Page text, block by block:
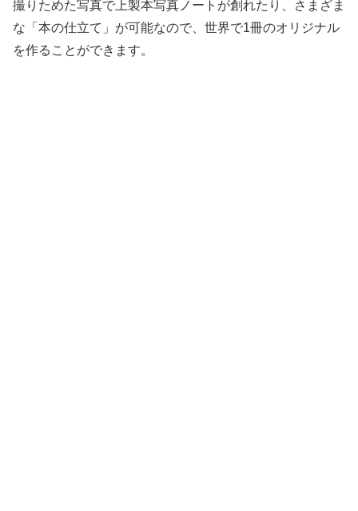
撮りためた写真で上製本写真ノートが創れたり、さまざま
な「本の仕立て」が可能なので、世界で1冊のオリジナル
を作ることができます。